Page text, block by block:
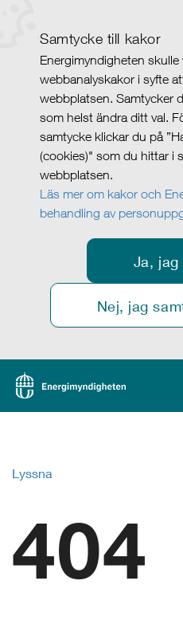
Samtycke till kakor
Energimyndigheten skulle
webbanalyskakor i syfte
webbplatsen. Samtycker
som helst ändra ditt val.
samtycke klickar du på
(cookies)" som du hittar i
webbplatsen.
Läs mer om kakor och
behandling av
Ja, jag
Nej, jag
Lyssna
404